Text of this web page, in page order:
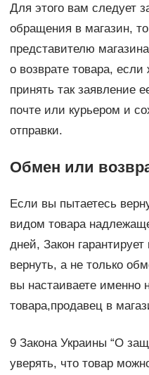
Для этого вам следует
обращения в магазин,
представителю
о возврате товара,
принять так заявление
почте или курьером и
отправки.
Обмен или
Если вы пытаетесь
видом товара
дней, Закон
вернуть, а не только
вы настаиваете именно
товара,продавец в
9 Закона Украины “О
уверять, что товар